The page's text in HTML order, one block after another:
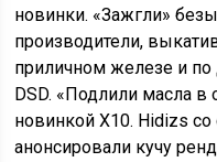
новинки. «Зажгли»
производители,
приличном железе и по
DSD. «Подлили масла в
новинкой X10. Hidizs
анонсировали кучу